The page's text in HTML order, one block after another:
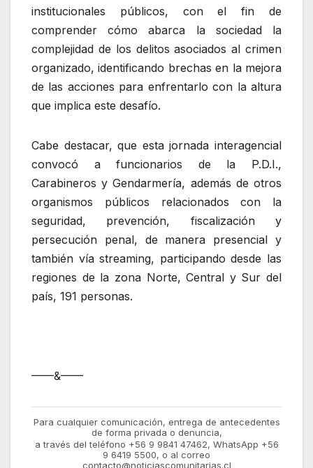
institucionales públicos, con el fin de
comprender cómo abarca la sociedad la
complejidad de los delitos asociados al crimen
organizado, identificando brechas en la mejora
de las acciones para enfrentarlo con la altura
que implica este desafío.
Cabe destacar, que esta jornada interagencial
convocó a funcionarios de la P.D.I.,
Carabineros y Gendarmería, además de otros
organismos públicos relacionados con la
seguridad, prevención, fiscalización y
persecución penal, de manera presencial y
también vía streaming, participando desde las
regiones de la zona Norte, Central y Sur del
país, 191 personas.
——&——
Para cualquier comunicación, entrega de antecedentes
de forma privada o denuncia,
a través del teléfono +56 9 9841 47462, WhatsApp +56
9 6419 5500, o al correo
contacto@noticiascomunitarias.cl